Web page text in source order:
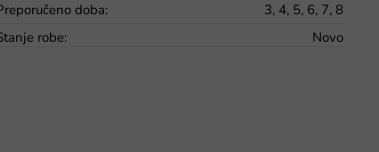
doba:
3, 4, 5, 6, 7, 8
robe: Novo